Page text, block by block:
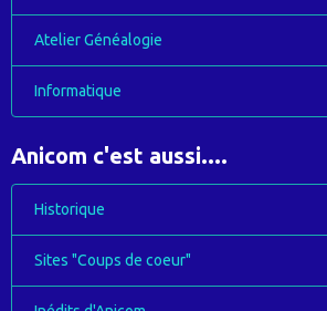
Atelier Généalogie
Informatique
Anicom c'est aussi....
Historique
Sites "Coups de coeur"